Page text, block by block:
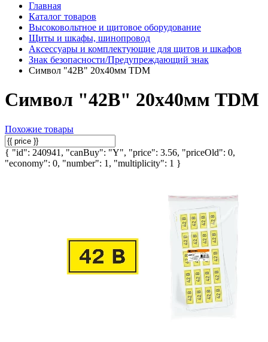
Главная
Каталог товаров
Высоковольтное и щитовое оборудование
Щиты и шкафы, шинопровод
Аксессуары и комплектующие для щитов и шкафов
Знак безопасности/Предупреждающий знак
Символ "42В" 20х40мм TDM
Символ "42В" 20х40мм TDM
Похожие товары
{ "id": 240941, "canBuy": "Y", "price": 3.56, "priceOld": 0,
"economy": 0, "number": 1, "multiplicity": 1 }